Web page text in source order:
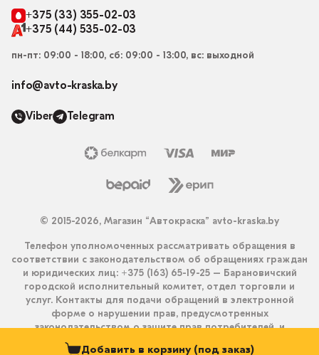
Добавить в корзину (под заказ)
+375 (33) 355-02-03
+375 (44) 535-02-03
пн-пт: 09:00 - 18:00, сб: 09:00 - 13:00, вс: выходной
info@avto-kraska.by
Viber Telegram
© 2015-2026, Магазин “Автокраска” avto-kraska.by
Телефон уполномоченных рассматривать обращения в
соответствии с законодательством об обращениях граждан
и юридических лиц: +375 (163) 65-19-25 – Барановичский
городской исполнительный комитет, отдел торговли и
услуг. Контакты для подачи обращений в электронной
форме о нарушении прав, предусмотренных
законодательством о защите прав потребителей, и
получения ответа на них: info@avto-kraska.by и